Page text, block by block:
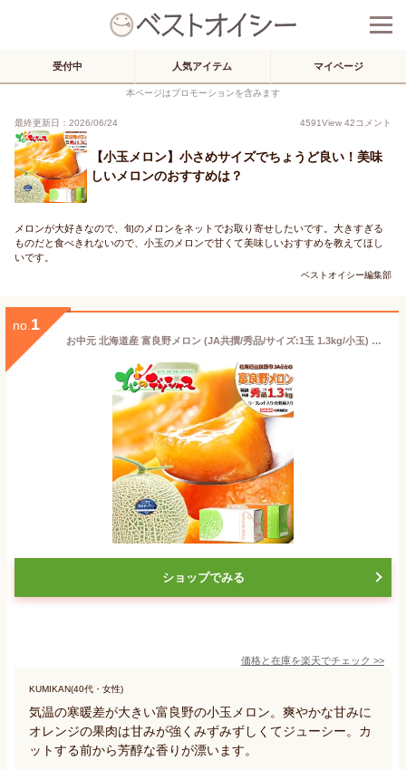
受付中 人気アイテム マイページ
本ページはプロモーションを含みます
最終更新日：2026/06/24 4591View 42コメント
【小玉メロン】小さめサイズでちょうど良い！美味
しいメロンのおすすめは？
メロンが大好きなので、旬のメロンをネットでお取り寄せしたいです。大きすぎる
ものだと食べきれないので、小玉のメロンで甘くて美味しいおすすめを教えてほし
いです。
ベストオイシー編集部
no. 1
お中元 北海道産 富良野メロン (JA共撰/秀品/サイズ:1玉 1.3kg/小玉) お届け日時指定OK 熨斗名入れOK JAふらの ふらのメロン 赤肉 夏ギフト 暑中見舞い 残暑見舞い ギフト 贈り物 贈答 お祝い お礼 お返し お盆 お供え 果物 フルーツ 北海道 送料無料 お取り寄せ
ショップでみる
価格と在庫を楽天でチェック >>
KUMIKAN(40代・女性)
気温の寒暖差が大きい富良野の小玉メロン。爽やかな甘みに
オレンジの果肉は甘みが強くみずみずしくてジューシー。カ
ットする前から芳醇な香りが漂います。